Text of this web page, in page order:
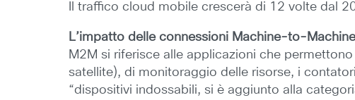
Il traffico cloud mobile crescerà di 12 volte dal
L’impatto delle connessioni Machine-to-
M2M si riferisce alle applicazioni che
satellite), di monitoraggio delle risorse, i
“dispositivi indossabili, si è aggiunto alla